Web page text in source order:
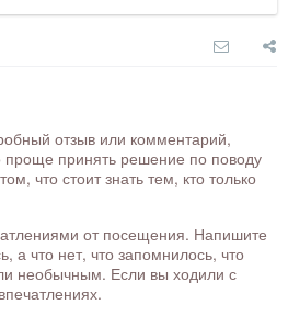
отзыв или комментарий,
принять решение по поводу
что стоит знать тем, кто только
от посещения. Напишите
а что нет, что запомнилось, что
необычным. Если вы ходили с